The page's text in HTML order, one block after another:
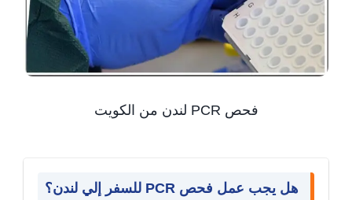
فحص PCR لندن من الكويت
هل يجب عمل فحص PCR للسفر إلي لندن؟